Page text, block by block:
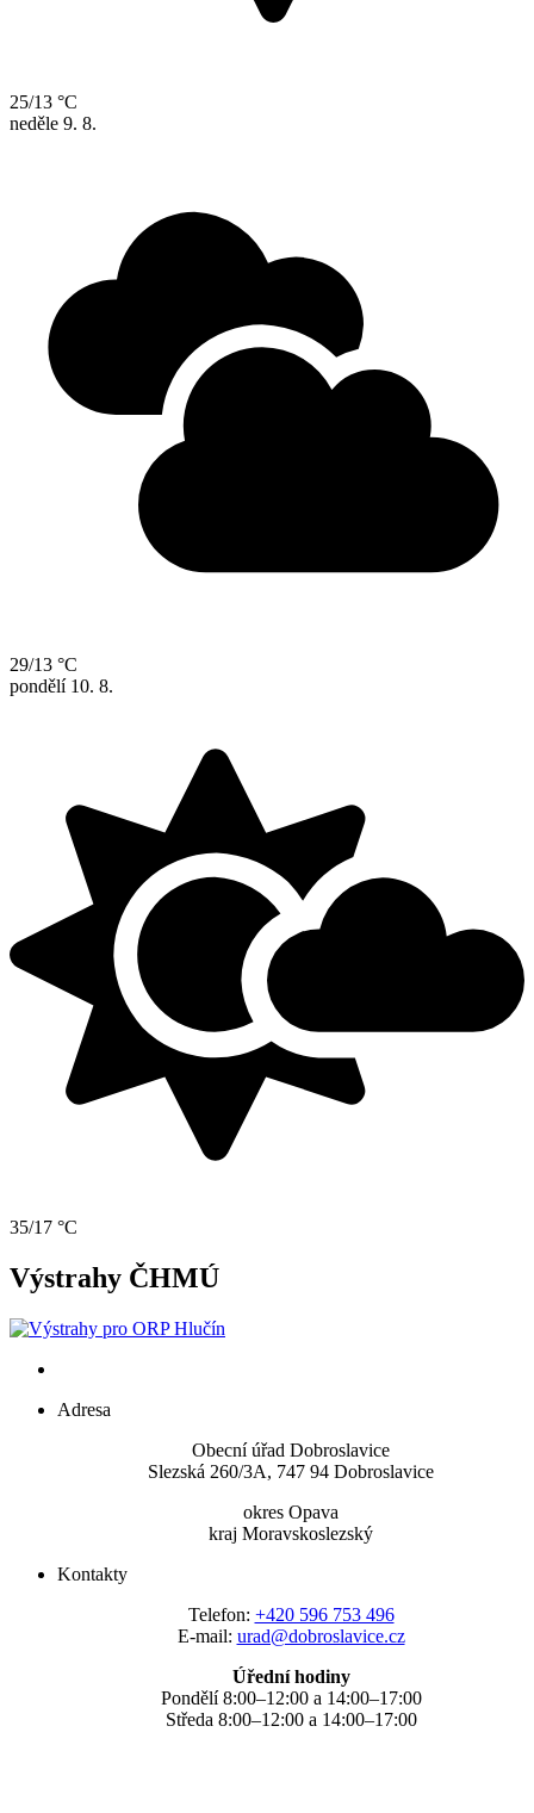
25/13 °C
neděle 9. 8.
29/13 °C
pondělí 10. 8.
35/17 °C
Výstrahy ČHMÚ
Adresa
Obecní úřad Dobroslavice
Slezská 260/3A, 747 94 Dobroslavice
okres Opava
kraj Moravskoslezský
Kontakty
Telefon: +420 596 753 496
E-mail: urad@dobroslavice.cz
Úřední hodiny
Pondělí 8:00–12:00 a 14:00–17:00
Středa 8:00–12:00 a 14:00–17:00